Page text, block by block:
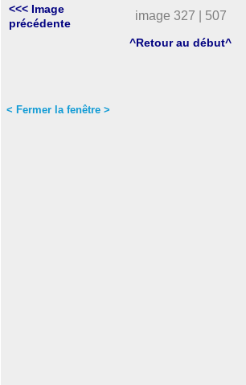
<<< Image
précédente
image 327 | 507
^Retour au début^
< Fermer la fenêtre >